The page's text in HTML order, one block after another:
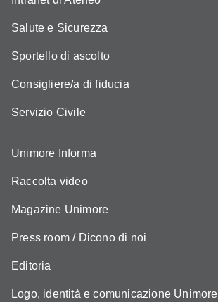
Salute e Sicurezza
Sportello di ascolto
Consigliere/a di fiducia
Servizio Civile
Unimore Informa
Raccolta video
Magazine Unimore
Press room / Dicono di noi
Editoria
Logo, identità e comunicazione Unimore